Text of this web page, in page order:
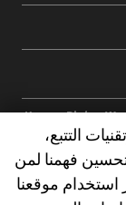
Human Rights
Human Rights
التتبع،
تحسين فهمنا لمن
موقعنا